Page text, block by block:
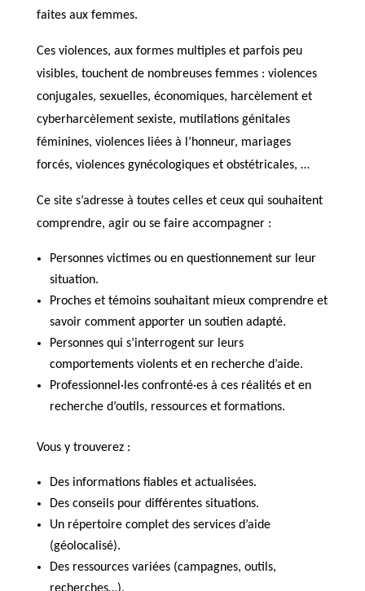
faites aux femmes.
Ces violences, aux formes multiples et parfois peu
visibles, touchent de nombreuses femmes : violences
conjugales, sexuelles, économiques, harcèlement et
cyberharcèlement sexiste, mutilations génitales
féminines, violences liées à l’honneur, mariages
forcés, violences gynécologiques et obstétricales, …
Ce site s’adresse à toutes celles et ceux qui souhaitent
comprendre, agir ou se faire accompagner :
Personnes victimes ou en questionnement sur leur
situation.
Proches et témoins souhaitant mieux comprendre et
savoir comment apporter un soutien adapté.
Personnes qui s’interrogent sur leurs
comportements violents et en recherche d’aide.
Professionnel·les confronté·es à ces réalités et en
recherche d’outils, ressources et formations.
Vous y trouverez :
Des informations fiables et actualisées.
Des conseils pour différentes situations.
Un répertoire complet des services d’aide
(géolocalisé).
Des ressources variées (campagnes, outils,